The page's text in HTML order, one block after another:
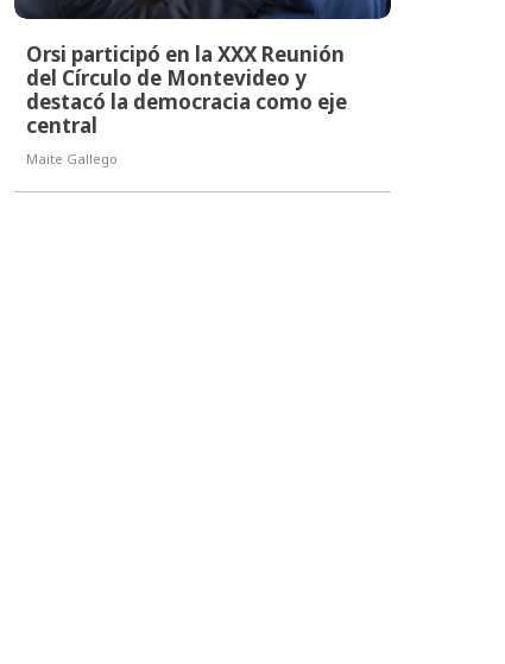
Orsi participó en la XXX Reunión
del Círculo de Montevideo y
destacó la democracia como eje
central
Maite Gallego